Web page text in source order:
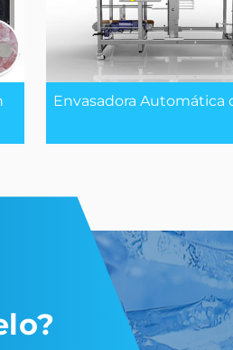
Envasadora Automática